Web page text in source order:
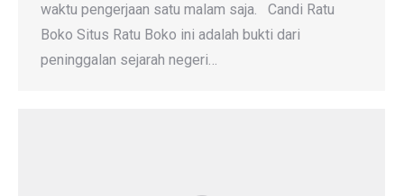
waktu pengerjaan satu malam saja. Candi Ratu
Boko Situs Ratu Boko ini adalah bukti dari
peninggalan sejarah negeri…